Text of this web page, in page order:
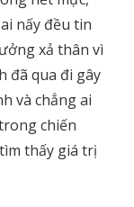
nấy đều tin
xả thân vì
đã qua đi gây
và chẳng ai
chiến
thấy giá trị